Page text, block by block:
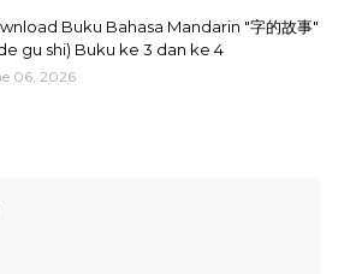
Buku Bahasa Mandarin "字的故事"
gu shi) Buku ke 3 dan ke 4
06, 2026